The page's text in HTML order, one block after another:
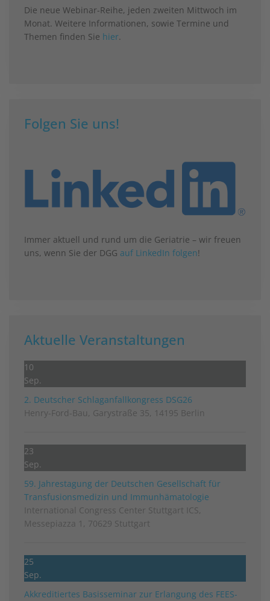
Die neue Webinar-Reihe, jeden zweiten Mittwoch im
Monat. Weitere Informationen, sowie Termine und
Themen finden Sie hier.
Folgen Sie uns!
Immer aktuell und rund um die Geriatrie – wir freuen
uns, wenn Sie der DGG auf LinkedIn folgen!
Aktuelle Veranstaltungen
10
Sep.
2. Deutscher Schlag­anfall­kongress DSG26
Henry-Ford-Bau, Garystraße 35, 14195 Berlin
23
Sep.
59. Jahrestagung der Deutschen Gesellschaft für
Transfusionsmedizin und Immunhämatologie
International Congress Center Stuttgart ICS,
Messepiazza 1, 70629 Stuttgart
25
Sep.
Akkreditiertes Basisseminar zur Erlangung des FEES-